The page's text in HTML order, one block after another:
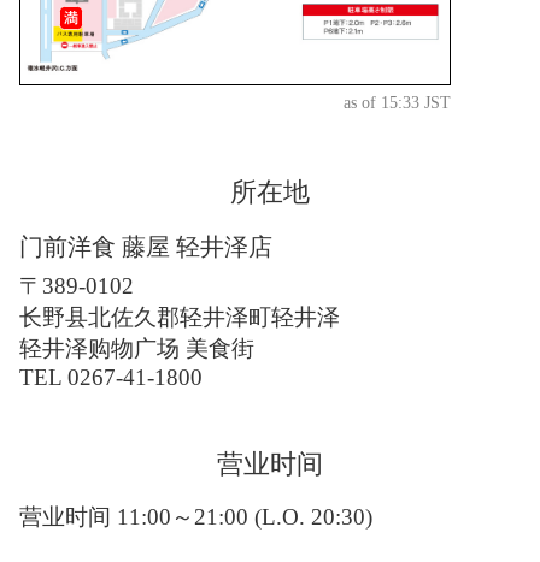
as of 15:33 JST
所在地
门前洋食 藤屋 轻井泽店
〒389-0102
长野县北佐久郡轻井泽町轻井泽
轻井泽购物广场 美食街
TEL 0267-41-1800
营业时间
营业时间 11:00～21:00 (L.O. 20:30)